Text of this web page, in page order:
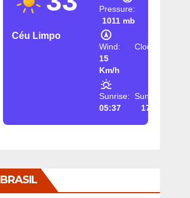
Céu Limpo
Pressure:
1011 mb
Wind:
15
Km/h
Clouds:
Sunrise:
05:37
Sunset:
17:26
BRASIL